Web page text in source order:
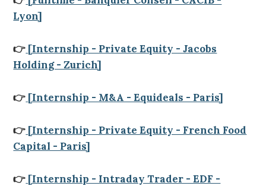
Lyon]
👉 [Internship - Private Equity - Jacobs
Holding - Zurich]
👉 [Internship - M&A - Equideals - Paris]
👉 [Internship - Private Equity - French Food
Capital - Paris]
👉 [Internship - Intraday Trader - EDF -